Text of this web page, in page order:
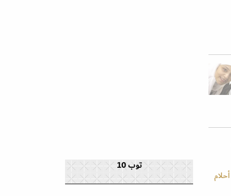
أحلام
توب 10